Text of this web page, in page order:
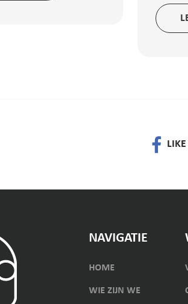
NAVIGATIE
HOME
WIE ZIJN WE